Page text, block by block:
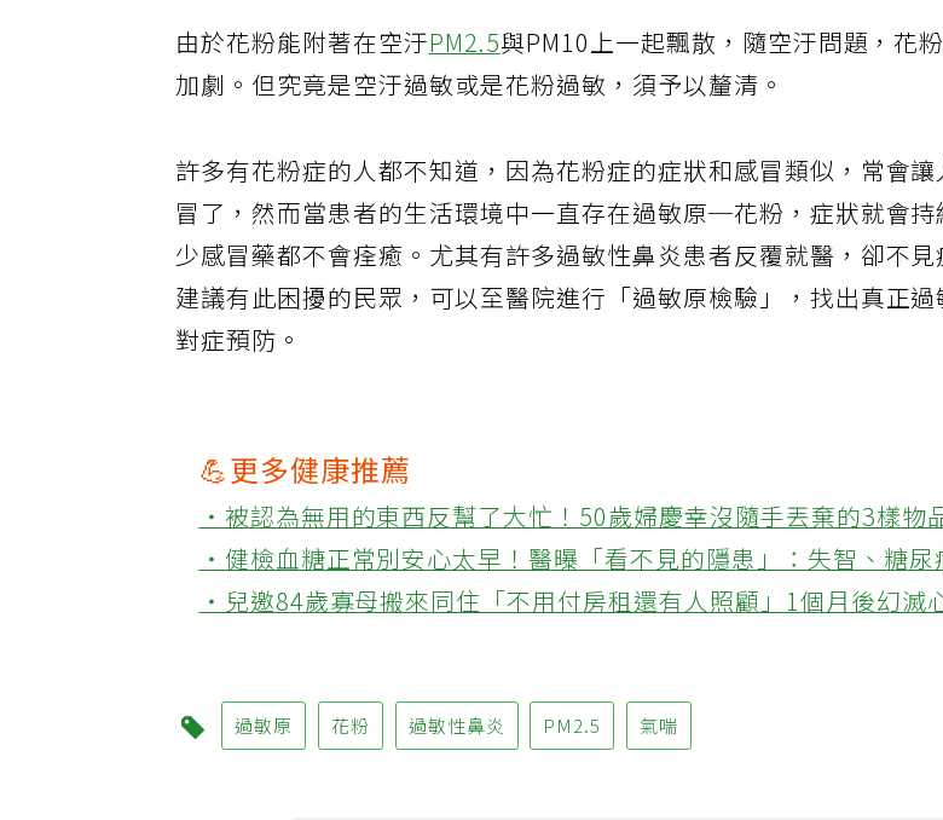
由於花粉能附著在空汙PM2.5與PM10上一起飄散，隨空汙問題，花
加劇。但究竟是空汙過敏或是花粉過敏，須予以釐清。
許多有花粉症的人都不知道，因為花粉症的症狀和感冒類似，常會
冒了，然而當患者的生活環境中一直存在過敏原─花粉，症狀就會持
少感冒藥都不會痊癒。尤其有許多過敏性鼻炎患者反覆就醫，卻不見
建議有此困擾的民眾，可以至醫院進行「過敏原檢驗」，找出真正
對症預防。
💪更多健康推薦
‧被認為無用的東西反幫了大忙！50歲婦慶幸沒隨手丟棄的3樣物
‧健檢血糖正常別安心太早！醫曝「看不見的隱患」：失智、糖
‧兒邀84歲寡母搬來同住「不用付房租還有人照顧」1個月後幻滅
過敏原 花粉 過敏性鼻炎 PM2.5 氣喘